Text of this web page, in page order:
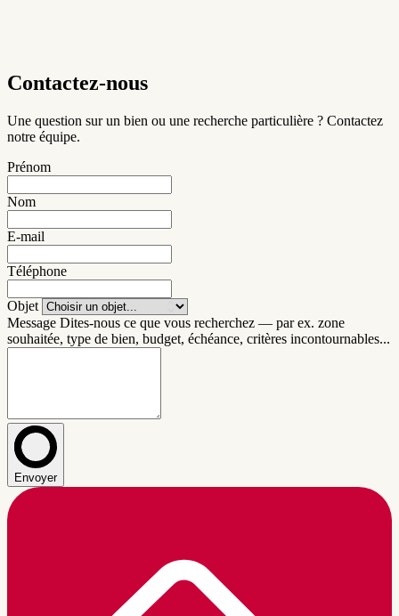
Contactez-nous
Une question sur un bien ou une recherche particulière ? Contactez
notre équipe.
Prénom
Nom
E-mail
Téléphone
Objet
Message Dites-nous ce que vous recherchez — par ex. zone
souhaitée, type de bien, budget, échéance, critères incontournables...
Envoyer